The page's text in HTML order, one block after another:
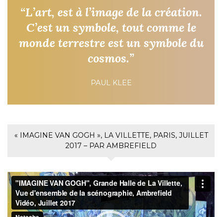
“L’art, est à l’image de la création.
C’est un symbole, tout comme le
monde terrestre est un symbole du
cosmos.”
PAUL KLEE
« IMAGINE VAN GOGH », LA VILLETTE, PARIS, JUILLET
2017 – PAR AMBREFIELD
Lecteur
vidéo